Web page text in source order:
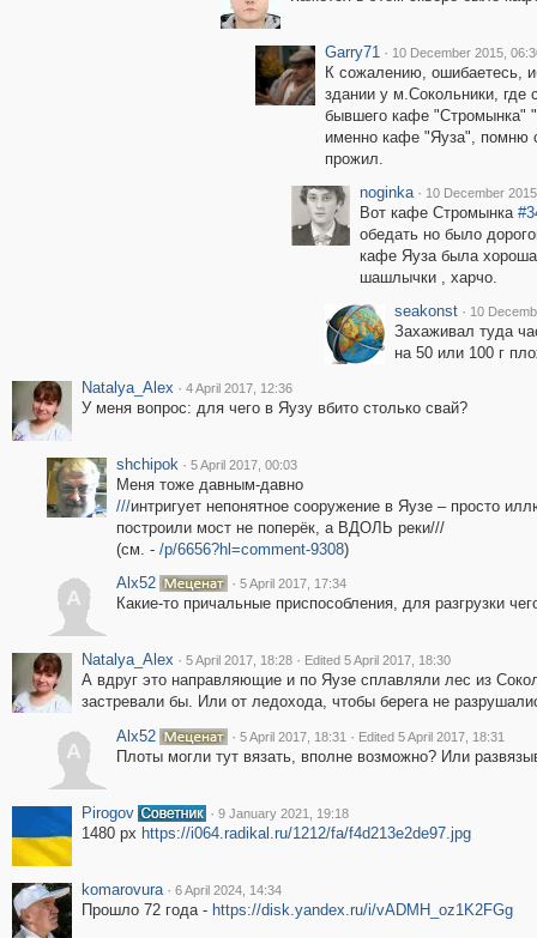
Garry71 · 10 December 2015,
К сожалению, ошибаетесь,
здании у м.Сокольники, где
бывшего кафе "Стромынка"
именно кафе "Яуза", помню
прожил.
noginka · 10 December
Вот кафе Стромынка
обедать но было
кафе Яуза была
шашлычки , харчо.
seakonst · 10
Захаживал туда
на 50 или 100 г
Natalya_Alex · 4 April 2017, 12:36
У меня вопрос: для чего в Яузу вбито столько свай?
shchipok · 5 April 2017, 00:03
Меня тоже давным-давно
///интригует непонятное сооружение в Яузе – просто
построили мост не поперёк, а ВДОЛЬ реки///
(см. - /p/6656?hl=comment-9308)
A
Alx52 · 5 April 2017, 17:34
Какие-то причальные приспособления, для разгрузки
Natalya_Alex · 5 April 2017, 18:28 · Edited 5 April 2017, 18:30
А вдруг это направляющие и по Яузе сплавляли лес из
застревали бы. Или от ледохода, чтобы берега не
A
Alx52 · 5 April 2017, 18:31 · Edited 5 April 2017, 18:31
Плоты могли тут вязать, вполне возможно? Или
Pirogov · 9 January 2021, 19:18
1480 рх https://i064.radikal.ru/1212/fa/f4d213e2de97.jpg
komarovura · 6 April 2024, 14:34
Прошло 72 года - https://disk.yandex.ru/i/vADMH_oz1K2FGg